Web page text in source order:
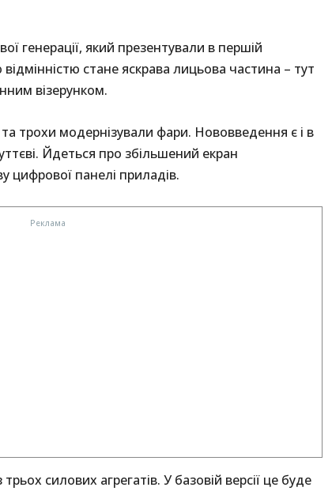
генерації, який презентували в першій
стане яскрава лицьова частина – тут
візерунком.
трохи модернізували фари. Нововведення є і в
Йдеться про збільшений екран
цифрової панелі приладів.
силових агрегатів. У базовій версії це буде